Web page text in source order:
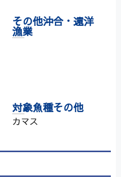
その他沖合・遠洋
漁業
対象魚種その他
カマス